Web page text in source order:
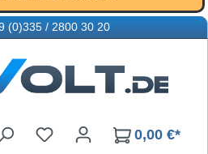
(0)335 / 2800 30 20
Du hast 0 Produkte auf
0,00 €*